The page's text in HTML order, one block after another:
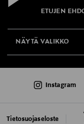
ETUJEN
NÄYTÄ VALIKKO
AJANKOHTAISTA
Tietosuojaseloste
Instagram